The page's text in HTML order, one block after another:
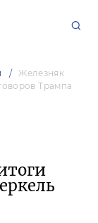
Железняк
Трампа